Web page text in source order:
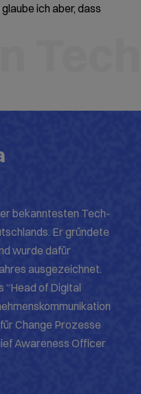
ich aber, dass
bekanntesten Tech-
Er gründete
wurde dafür
ausgezeichnet.
“Head of Digital
Change Prozesse
Awareness Officer